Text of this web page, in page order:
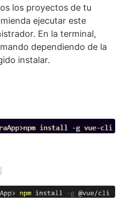
los proyectos de tu
ejecutar este
En la terminal,
dependiendo de la
instalar.